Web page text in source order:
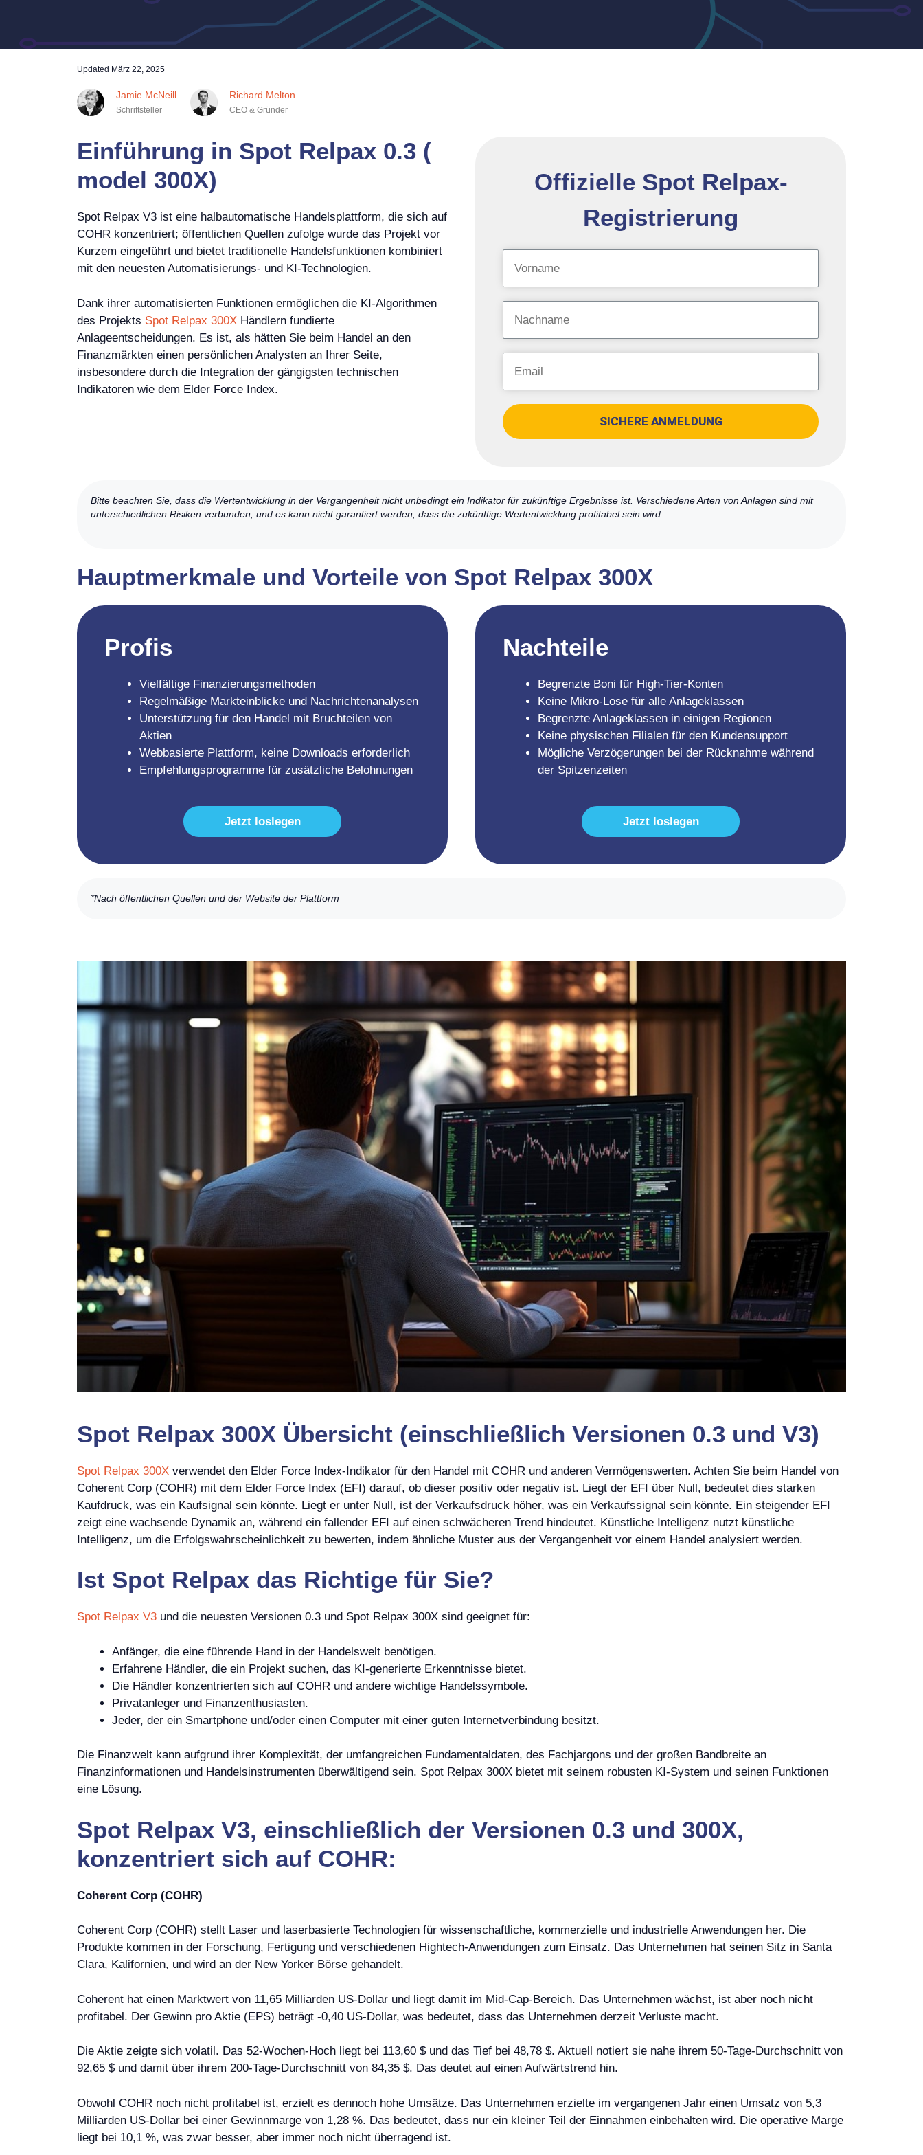
Updated März 22, 2025
Jamie McNeill
Schriftsteller
Richard Melton
CEO & Gründer
Einführung in Spot Relpax 0.3 (
model 300X)
Spot Relpax V3 ist eine halbautomatische Handelsplattform, die sich auf
COHR konzentriert; öffentlichen Quellen zufolge wurde das Projekt vor
Kurzem eingeführt und bietet traditionelle Handelsfunktionen kombiniert
mit den neuesten Automatisierungs- und KI-Technologien.
Dank ihrer automatisierten Funktionen ermöglichen die KI-Algorithmen
des Projekts Spot Relpax 300X Händlern fundierte
Anlageentscheidungen. Es ist, als hätten Sie beim Handel an den
Finanzmärkten einen persönlichen Analysten an Ihrer Seite,
insbesondere durch die Integration der gängigsten technischen
Indikatoren wie dem Elder Force Index.
Offizielle Spot Relpax-
Registrierung
SICHERE ANMELDUNG
Bitte beachten Sie, dass die Wertentwicklung in der Vergangenheit nicht unbedingt ein Indikator für zukünftige Ergebnisse ist. Verschiedene Arten von Anlagen sind mit
unterschiedlichen Risiken verbunden, und es kann nicht garantiert werden, dass die zukünftige Wertentwicklung profitabel sein wird.
Hauptmerkmale und Vorteile von Spot Relpax 300X
Profis
Vielfältige Finanzierungsmethoden
Regelmäßige Markteinblicke und Nachrichtenanalysen
Unterstützung für den Handel mit Bruchteilen von
Aktien
Webbasierte Plattform, keine Downloads erforderlich
Empfehlungsprogramme für zusätzliche Belohnungen
Jetzt loslegen
Nachteile
Begrenzte Boni für High-Tier-Konten
Keine Mikro-Lose für alle Anlageklassen
Begrenzte Anlageklassen in einigen Regionen
Keine physischen Filialen für den Kundensupport
Mögliche Verzögerungen bei der Rücknahme während
der Spitzenzeiten
Jetzt loslegen
*Nach öffentlichen Quellen und der Website der Plattform
Spot Relpax 300X Übersicht (einschließlich Versionen 0.3 und V3)
Spot Relpax 300X verwendet den Elder Force Index-Indikator für den Handel mit COHR und anderen Vermögenswerten. Achten Sie beim Handel von
Coherent Corp (COHR) mit dem Elder Force Index (EFI) darauf, ob dieser positiv oder negativ ist. Liegt der EFI über Null, bedeutet dies starken
Kaufdruck, was ein Kaufsignal sein könnte. Liegt er unter Null, ist der Verkaufsdruck höher, was ein Verkaufssignal sein könnte. Ein steigender EFI
zeigt eine wachsende Dynamik an, während ein fallender EFI auf einen schwächeren Trend hindeutet. Künstliche Intelligenz nutzt künstliche
Intelligenz, um die Erfolgswahrscheinlichkeit zu bewerten, indem ähnliche Muster aus der Vergangenheit vor einem Handel analysiert werden.
Ist Spot Relpax das Richtige für Sie?
Spot Relpax V3 und die neuesten Versionen 0.3 und Spot Relpax 300X sind geeignet für:
Anfänger, die eine führende Hand in der Handelswelt benötigen.
Erfahrene Händler, die ein Projekt suchen, das KI-generierte Erkenntnisse bietet.
Die Händler konzentrierten sich auf COHR und andere wichtige Handelssymbole.
Privatanleger und Finanzenthusiasten.
Jeder, der ein Smartphone und/oder einen Computer mit einer guten Internetverbindung besitzt.
Die Finanzwelt kann aufgrund ihrer Komplexität, der umfangreichen Fundamentaldaten, des Fachjargons und der großen Bandbreite an
Finanzinformationen und Handelsinstrumenten überwältigend sein. Spot Relpax 300X bietet mit seinem robusten KI-System und seinen Funktionen
eine Lösung.
Spot Relpax V3, einschließlich der Versionen 0.3 und 300X,
konzentriert sich auf COHR:
Coherent Corp (COHR)
Coherent Corp (COHR) stellt Laser und laserbasierte Technologien für wissenschaftliche, kommerzielle und industrielle Anwendungen her. Die
Produkte kommen in der Forschung, Fertigung und verschiedenen Hightech-Anwendungen zum Einsatz. Das Unternehmen hat seinen Sitz in Santa
Clara, Kalifornien, und wird an der New Yorker Börse gehandelt.
Coherent hat einen Marktwert von 11,65 Milliarden US-Dollar und liegt damit im Mid-Cap-Bereich. Das Unternehmen wächst, ist aber noch nicht
profitabel. Der Gewinn pro Aktie (EPS) beträgt -0,40 US-Dollar, was bedeutet, dass das Unternehmen derzeit Verluste macht.
Die Aktie zeigte sich volatil. Das 52-Wochen-Hoch liegt bei 113,60 $ und das Tief bei 48,78 $. Aktuell notiert sie nahe ihrem 50-Tage-Durchschnitt von
92,65 $ und damit über ihrem 200-Tage-Durchschnitt von 84,35 $. Das deutet auf einen Aufwärtstrend hin.
Obwohl COHR noch nicht profitabel ist, erzielt es dennoch hohe Umsätze. Das Unternehmen erzielte im vergangenen Jahr einen Umsatz von 5,3
Milliarden US-Dollar bei einer Gewinnmarge von 1,28 %. Das bedeutet, dass nur ein kleiner Teil der Einnahmen einbehalten wird. Die operative Marge
liegt bei 10,1 %, was zwar besser, aber immer noch nicht überragend ist.